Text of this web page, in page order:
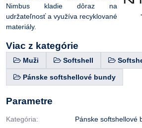
Nimbus kladie dôraz na
udržateľnosť a využíva recyklované
materiály.
Viac z kategórie
Muži Softshell
Pánske softshellové bundy
Parametre
Kategória: Pánske softshellové